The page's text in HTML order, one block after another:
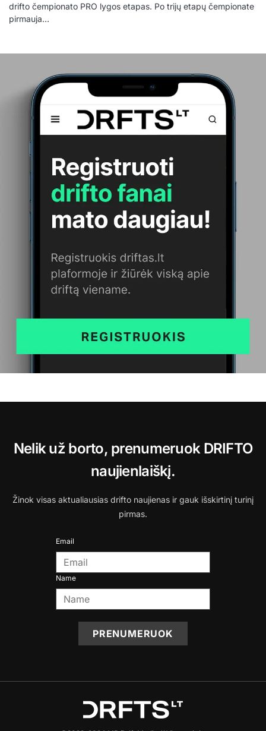
drifto čempionato PRO lygos etapas. Po trijų etapų čempionate
pirmauja…
Nelik už borto, prenumeruok DRIFTO
naujienlaiškį.
Žinok visas aktualiausias drifto naujienas ir gauk išskirtinį turinį
pirmas.
Email
Name
PRENUMERUOK